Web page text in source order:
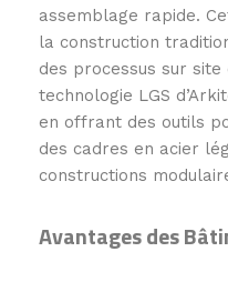
assemblage rapide.
la construction
des processus sur site
technologie LGS
en offrant des outils
des cadres en acier
constructions
Avantages des